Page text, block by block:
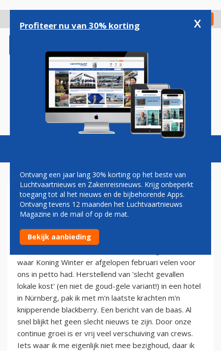
gaan
Check in
Magazine Podcasts Vacatures
ERIC VAN WALSEM: HOGEROP
21 mei 2012
waar Koning Winter er afgelopen februari velen voor
ons in petto had. Herstellend van 'slecht gevallen
lokale kost' (en niet de goud-gele variant!) in een hotel
in Nürnberg, pak ik met m'n laatste krachten m'n
knipperende blackberry. Een bericht van de baas. Al
snel blijkt het geen slecht nieuws te zijn. Door onze
continue groei is er vrij veel verschuiving van crews.
Iets waar ik me eigenlijk niet mee bezighoud, daar ik
Profiteer nu van 30% korting x
Ontvang een jaar lang 30% korting op het beste van
Luchtvaartnieuws en Zakenreisnieuws. Krijg onbeperkt
toegang tot al het nieuws en de bijbehorende Apps.
Ontvang tevens 12 maanden het Luchtvaartnieuws
Magazine in de mail of op de mat.
Bekijk aanbieding